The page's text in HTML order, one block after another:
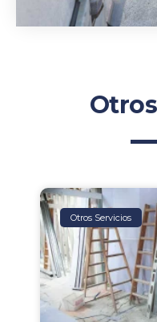
Otros Servicios